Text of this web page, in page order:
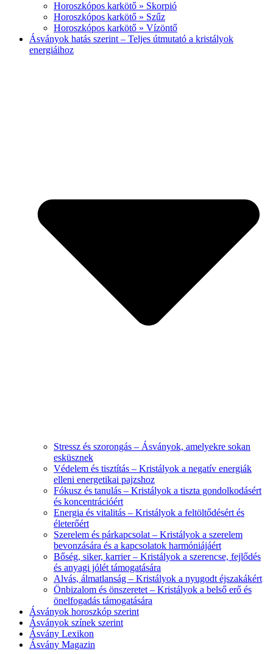
Horoszkópos karkötő » Skorpió
Horoszkópos karkötő » Szűz
Horoszkópos karkötő » Vízöntő
Ásványok hatás szerint – Teljes útmutató a kristályok
energiáihoz
Stressz és szorongás – Ásványok, amelyekre sokan
esküsznek
Védelem és tisztítás – Kristályok a negatív energiák
elleni energetikai pajzshoz
Fókusz és tanulás – Kristályok a tiszta gondolkodásért
és koncentrációért
Energia és vitalitás – Kristályok a feltöltődésért és
életerőért
Szerelem és párkapcsolat – Kristályok a szerelem
bevonzására és a kapcsolatok harmóniájáért
Bőség, siker, karrier – Kristályok a szerencse, fejlődés
és anyagi jólét támogatására
Alvás, álmatlanság – Kristályok a nyugodt éjszakákért
Önbizalom és önszeretet – Kristályok a belső erő és
önelfogadás támogatására
Ásványok horoszkóp szerint
Ásványok színek szerint
Ásvány Lexikon
Ásvány Magazin